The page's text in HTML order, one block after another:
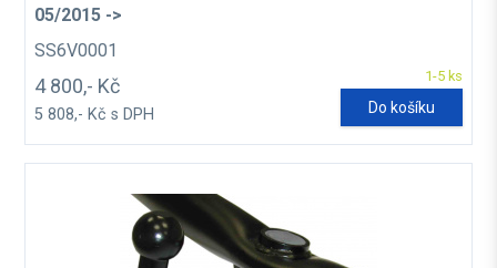
05/2015 ->
SS6V0001
1-5 ks
4 800,- Kč
5 808,- Kč s DPH Do košíku